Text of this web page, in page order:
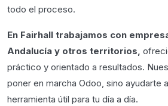
todo el proceso.
En Fairhall trabajamos con
Andalucía y otros territorios,
práctico y orientado a resultados.
poner en marcha Odoo, sino ayudarte
herramienta útil para tu día a día.